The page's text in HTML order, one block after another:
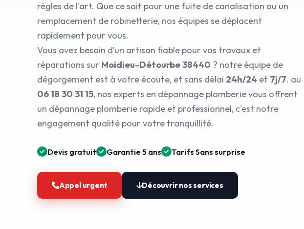
règles de l'art. Que ce soit pour une fuite de canalisation ou un
remplacement de robinetterie, nos équipes se déplacent
rapidement pour vous.
Vous avez besoin d’un artisan fiable pour vos travaux et
réparations sur Moidieu-Détourbe 38440 ? notre équipe de
dégorgement est à votre écoute, et sans délai 24h/24 et 7j/7. au
06 18 30 31 15, nos experts en dépannage plomberie vous offrent
un dépannage plomberie rapide et professionnel, c'est notre
engagement qualité pour votre tranquillité.
Devis gratuit Garantie 5 ans Tarifs Sans surprise
Appel urgent Découvrir nos services